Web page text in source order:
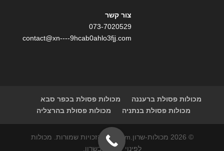
צור קשר
073-7020529
contact@xn----9hcab0ahlo3fjj.com
מכולות פסולת ברעננה
מכולות פסולת בכפר סבא
מכולות פסולת בנתניה
מכולות פסולת בהרצליה
© 2026 מכולות-שרון.com | כל הזכויות שמורות. מכולות
לפינוי פסולת בשרון.